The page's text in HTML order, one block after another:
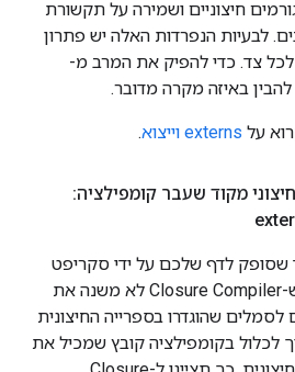
חיצוניים ושמירה על תקשורת
לבעיות הנפרדות האלה יש פתרון
צד. כדי להפיק את המרב מ-
על externs וייצוא .
מקוד שעבר קומפילציה:
לדף שלכם על ידי סקריפט
אחר, אתם צריכים לוודא ש-Closure Compiler לא משנה את
שהוגדרו בספרייה החיצונית
לכלול בקומפילציה קובץ שמכיל את